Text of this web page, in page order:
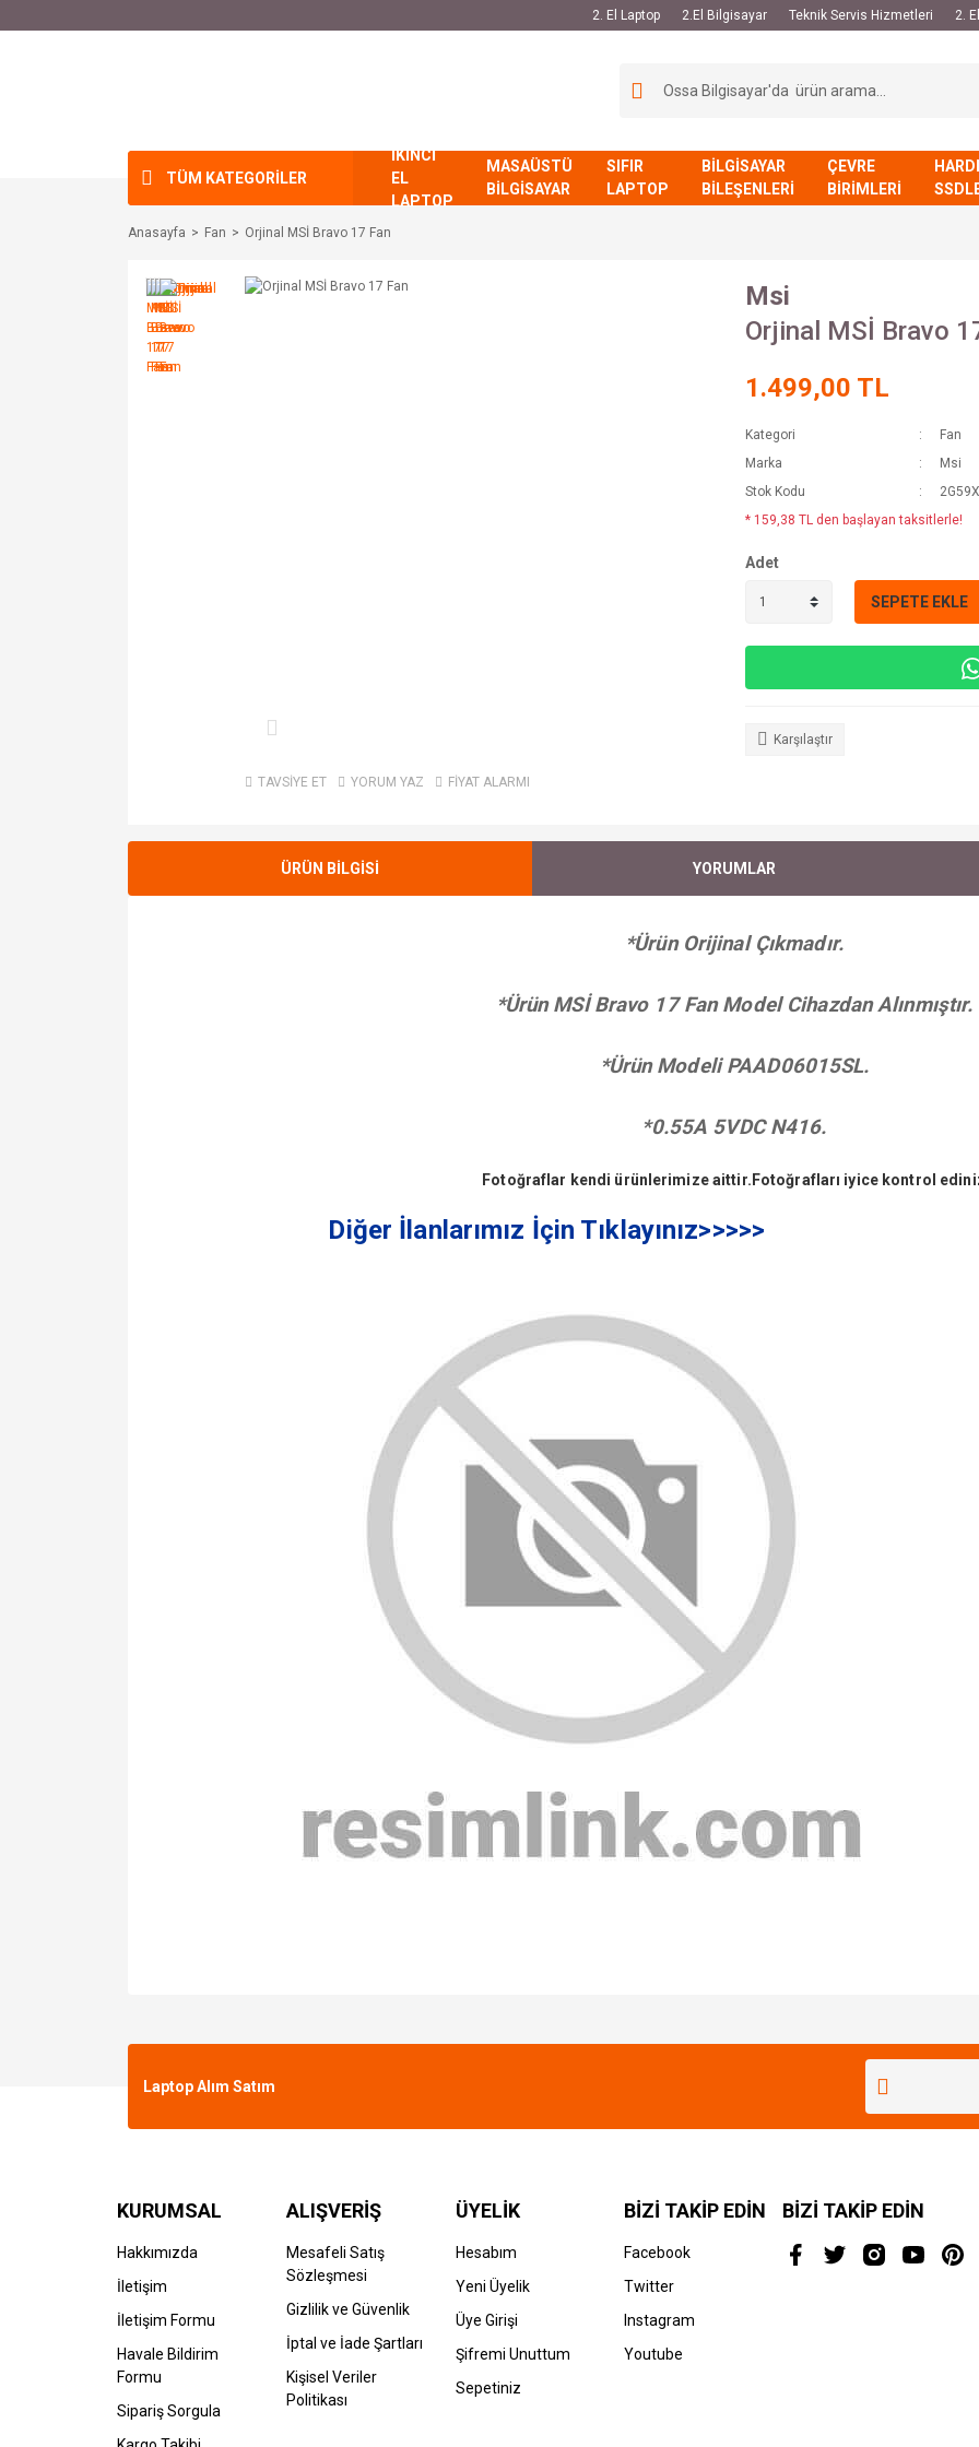
2. El Laptop 2.El Bilgisayar Teknik Servis Hizmetleri 2.
TÜM KATEGORİLER
İKİNCİ
EL
LAPTOP
MASAÜSTÜ
BİLGİSAYAR
SIFIR
LAPTOP
BİLGİSAYAR
BİLEŞENLERİ
ÇEVRE
BİRİMLERİ
Anasayfa Fan Orjinal MSİ Bravo 17 Fan
TAVSİYE ET YORUM YAZ FİYAT ALARMI
Msi
Orjinal MSİ Bravo
1.499,00 TL
Kategori
Fan
Marka
Msi
Stok Kodu
* 159,38 TL den başlayan taksitlerle!
Adet
SEPETE EKLE
Karşılaştır
ÜRÜN BİLGİSİ YORUMLAR
*Ürün Orijinal Çıkmadır.
*ÜrünMSİ Bravo 17 FanModel Cihazdan Alınmıştır.
*Ürün Modeli PAAD06015SL.
*0.55A 5VDC N416.
Fotoğraflar kendi ürünlerimize aittir.Fotoğrafları iyice kontrol
Diğer İlanlarımız İçin Tıklayınız>>>>>
Laptop Alım Satım
KURUMSAL
Hakkımızda
İletişim
İletişim Formu
Havale Bildirim
Formu
Sipariş Sorgula
ALIŞVERİŞ
Mesafeli Satış
Sözleşmesi
Gizlilik ve Güvenlik
İptal ve İade Şartları
Kişisel Veriler
Politikası
ÜYELİK
Hesabım
Yeni Üyelik
Üye Girişi
Şifremi Unuttum
Sepetiniz
BİZİ TAKİP EDİN
Facebook
Twitter
Instagram
Youtube
BİZİ TAKİP EDİN